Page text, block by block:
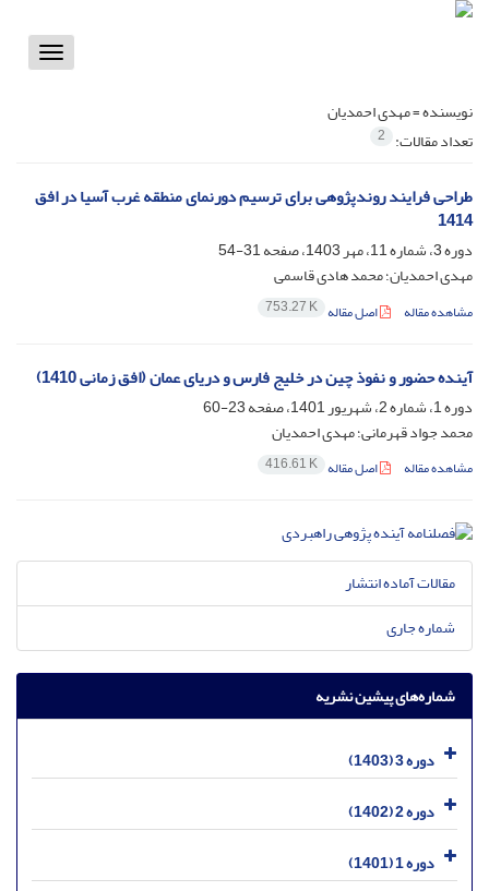
Toggle
نویسنده =مهدی احمدیان
تعداد مقالات: 2
طراحی فرایند روندپژوهی برای ترسیم دورنمای منطقه غرب آسیا در افق
1414
دوره 3، شماره 11، مهر 1403، صفحه
31-54
مهدی احمدیان؛ محمد هادی قاسمی
مشاهده مقاله اصل مقاله 753.27 K
آینده حضور و نفوذ چین در خلیج فارس و دریای عمان (افق زمانی 1410)
دوره 1، شماره 2، شهریور 1401، صفحه
23-60
محمد جواد قهرمانی؛ مهدی احمدیان
مشاهده مقاله اصل مقاله 416.61 K
مقالات آماده انتشار
شماره جاری
شماره‌های پیشین نشریه
دوره 3 (1403)
دوره 2 (1402)
دوره 1 (1401)